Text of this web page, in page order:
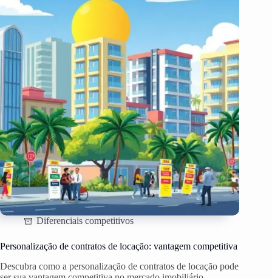
Diferenciais competitivos
Personalização de contratos de locação: vantagem competitiva
Descubra como a personalização de contratos de locação pode